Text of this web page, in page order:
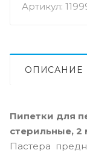
Артикул:
ОПИСАНИЕ
Пипетки для
стерильные, 2
Пастера